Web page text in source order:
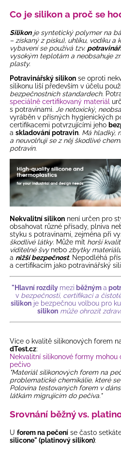
Co je silikon a proč se
Silikonje syntetický polymer na
– získaný z písku), uhlíku, vodíku a
vybavení se používá tzv.
vysokým teplotám a neobsahuje
plasty.
Potravinářský silikon se oproti
silikonu liší především v účelu
bezpečnostních standardech.
speciálně certifikovaný materiál
s potravinami. Je netoxický,
vyráběn v přísných hygienických
certifikacemi potvrzujícími jeho
a skladování potravin. Má hladký,
a neuvolňují se z něj škodlivé
potravin.
Nekvalitní silikon není určen pro
obsahovat různé přísady, plniva
styku s potravinami, zejména při
škodlivé látky. Může mít horší
viditelné švynebo zbytky
a nižší bezpečnost. Nepodléhá
a certifikacím jako potravinářský
"Hlavní rozdíly mezi běžnýma
v bezpečnosti, certifikaci a
silikonje bezpečnou volbou pro
silikon může ohrozit zdraví
Více o kvalitě silikonových forem
dTest.cz:
Nekvalitní silikonové formy
pečivo
"Materiál silikonových forem na
problematické chemikálie, které
Polovina testovaných forem v
látkám migrujícím do pečiva."
Srovnání běžný vs.
U forem na pečení se často
silicone" (platinový silikon):